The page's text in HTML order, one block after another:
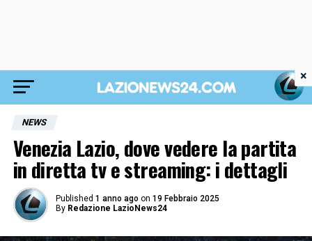
NEWS
Venezia Lazio, dove vedere la partita
in diretta tv e streaming: i dettagli
Published 1 anno ago on 19 Febbraio 2025
By Redazione LazioNews24
×